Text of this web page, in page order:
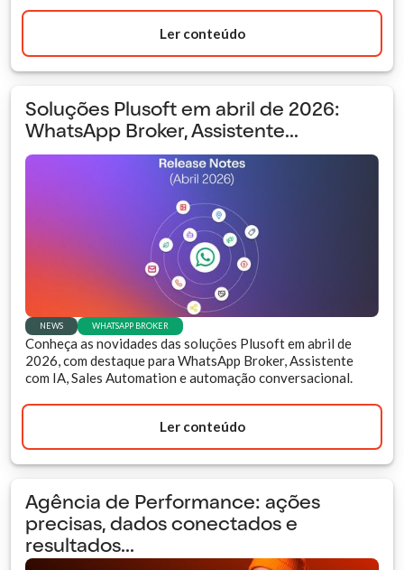
Ler conteúdo
Soluções Plusoft em abril de 2026:
WhatsApp Broker, Assistente...
NEWS WHATSAPP BROKER
Conheça as novidades das soluções Plusoft em abril de
2026, com destaque para WhatsApp Broker, Assistente
com IA, Sales Automation e automação conversacional.
Ler conteúdo
Agência de Performance: ações
precisas, dados conectados e
resultados...